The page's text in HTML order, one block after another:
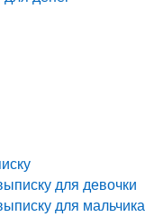
для девочки
для мальчика